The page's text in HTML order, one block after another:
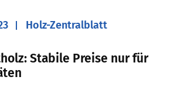
Holz-Zentralblatt
Stabile Preise nur für